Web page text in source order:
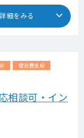
詳細をみる
宿泊費支給
相談可・イン